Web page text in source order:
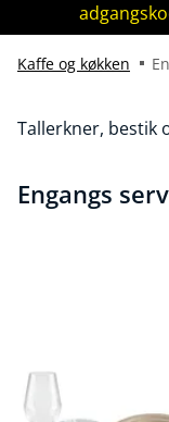
Kaffe og køkken
Tallerkner, bestik
Engangs